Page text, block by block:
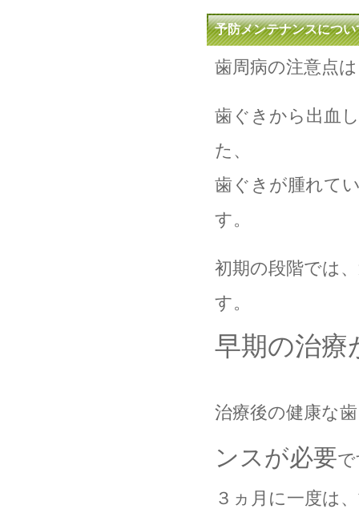
予防メンテナンスについ
歯周病の注意点
歯ぐきから出血
た、
歯ぐきが腫れて
す。
初期の段階では
す。
早期の治療
治療後の健康な
ンスが必要
３ヵ月に一度は